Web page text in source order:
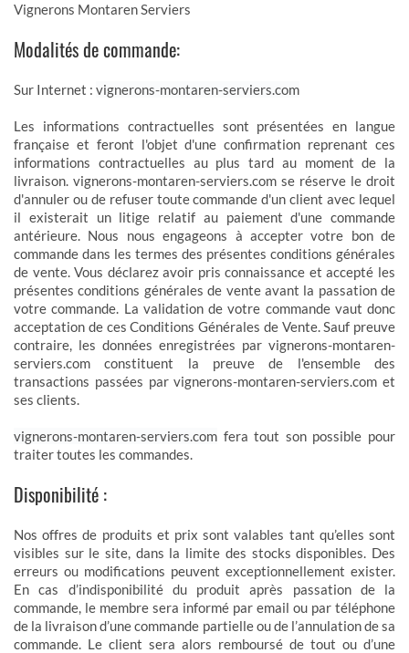
Vignerons Montaren Serviers
Modalités de commande:
Sur Internet : vignerons-montaren-serviers.com
Les informations contractuelles sont présentées en langue
française et feront l'objet d'une confirmation reprenant ces
informations contractuelles au plus tard au moment de la
livraison. vignerons-montaren-serviers.com se réserve le droit
d'annuler ou de refuser toute commande d'un client avec lequel
il existerait un litige relatif au paiement d'une commande
antérieure. Nous nous engageons à accepter votre bon de
commande dans les termes des présentes conditions générales
de vente. Vous déclarez avoir pris connaissance et accepté les
présentes conditions générales de vente avant la passation de
votre commande. La validation de votre commande vaut donc
acceptation de ces Conditions Générales de Vente. Sauf preuve
contraire, les données enregistrées par vignerons-montaren-
serviers.com constituent la preuve de l'ensemble des
transactions passées par vignerons-montaren-serviers.com et
ses clients.
vignerons-montaren-serviers.com fera tout son possible pour
traiter toutes les commandes.
Disponibilité :
Nos offres de produits et prix sont valables tant qu’elles sont
visibles sur le site, dans la limite des stocks disponibles. Des
erreurs ou modifications peuvent exceptionnellement exister.
En cas d’indisponibilité du produit après passation de la
commande, le membre sera informé par email ou par téléphone
de la livraison d’une commande partielle ou de l’annulation de sa
commande. Le client sera alors remboursé de tout ou d’une